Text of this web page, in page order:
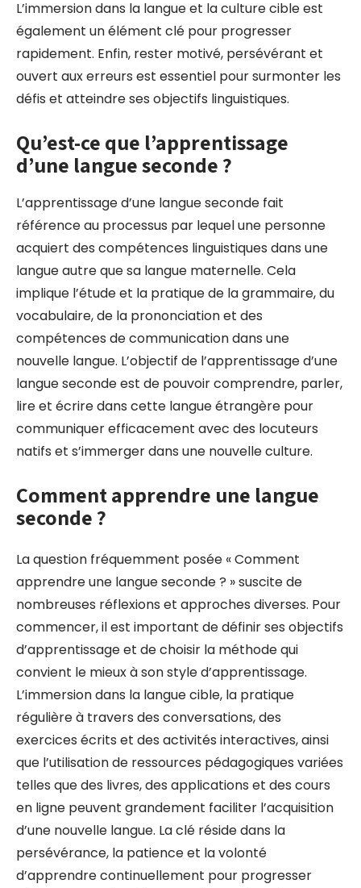
L’immersion dans la langue et la culture cible est
également un élément clé pour progresser
rapidement. Enfin, rester motivé, persévérant et
ouvert aux erreurs est essentiel pour surmonter les
défis et atteindre ses objectifs linguistiques.
Qu’est-ce que l’apprentissage
d’une langue seconde ?
L’apprentissage d’une langue seconde fait
référence au processus par lequel une personne
acquiert des compétences linguistiques dans une
langue autre que sa langue maternelle. Cela
implique l’étude et la pratique de la grammaire, du
vocabulaire, de la prononciation et des
compétences de communication dans une
nouvelle langue. L’objectif de l’apprentissage d’une
langue seconde est de pouvoir comprendre, parler,
lire et écrire dans cette langue étrangère pour
communiquer efficacement avec des locuteurs
natifs et s’immerger dans une nouvelle culture.
Comment apprendre une langue
seconde ?
La question fréquemment posée « Comment
apprendre une langue seconde ? » suscite de
nombreuses réflexions et approches diverses. Pour
commencer, il est important de définir ses objectifs
d’apprentissage et de choisir la méthode qui
convient le mieux à son style d’apprentissage.
L’immersion dans la langue cible, la pratique
régulière à travers des conversations, des
exercices écrits et des activités interactives, ainsi
que l’utilisation de ressources pédagogiques variées
telles que des livres, des applications et des cours
en ligne peuvent grandement faciliter l’acquisition
d’une nouvelle langue. La clé réside dans la
persévérance, la patience et la volonté
d’apprendre continuellement pour progresser